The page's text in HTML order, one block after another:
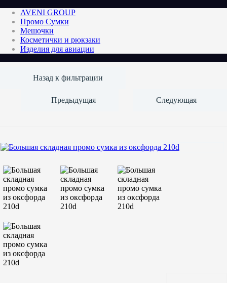
AVENI GROUP
Промо Сумки
Мешочки
Косметички и рюкзаки
Изделия для авиации
Назад к фильтрации
Предыдущая Следующая